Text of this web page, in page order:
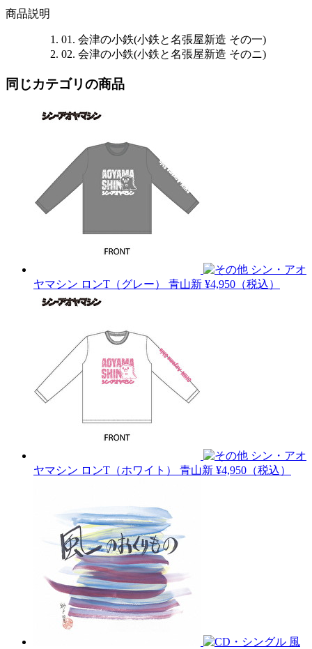
商品説明
01. 会津の小鉄(小鉄と名張屋新造 その一)
02. 会津の小鉄(小鉄と名張屋新造 そのニ)
同じカテゴリの商品
シン・アオ
ヤマシン ロンT（グレー） 青山新 ¥4,950（税込）
シン・アオ
ヤマシン ロンT（ホワイト） 青山新 ¥4,950（税込）
風